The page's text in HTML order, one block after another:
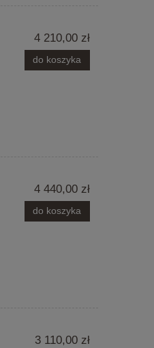
4 210,00 zł
do koszyka
4 440,00 zł
do koszyka
3 110,00 zł